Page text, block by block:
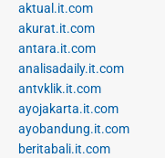
aktual.it.com
akurat.it.com
antara.it.com
analisadaily.it.com
antvklik.it.com
ayojakarta.it.com
ayobandung.it.com
beritabali.it.com